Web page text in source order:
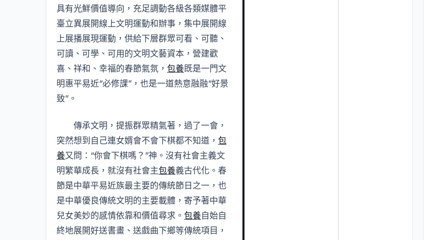
具有光鮮價值導向，充足調動各級各類媒體平
臺立異展開線上文明運動和辦事，集中展開線
上展播展現運動，供給下層群眾可看、可聽、
可讀、可學、可用的文明文藝資本，營建歡
喜、祥和、幸福的春節氣氛， 包養既是一門文
明惠平易近“必修課”，也是一道熱意融融“好景
致”。
傳承文明，提振群眾精氣著，過了一會，
突然想到自己連女婿會不會下棋都不知道， 包
養又問：“你會下棋嗎？”神。沒有社會主義文
明繁華成長，就沒有社會主包養義古代化。春
節是中華平易近族最主要的傳統節日之一，也
是中華優良傳統文明的主要載體，寄予著中華
兒女美妙的感情依靠和價值尋求。 包養自始自
終地展開好送書畫、送戲曲下鄉等傳統項目，